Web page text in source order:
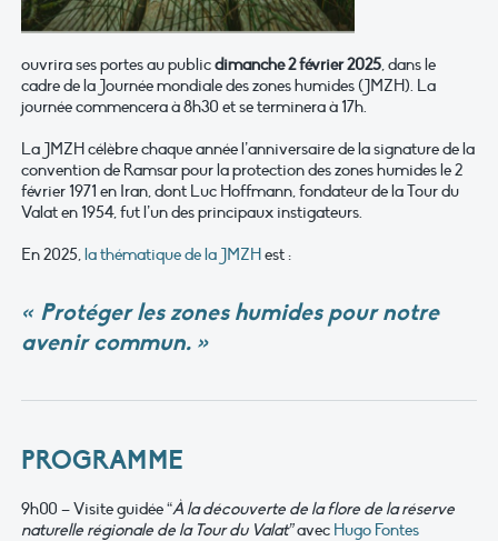
ouvrira ses portes au publicdimanche 2 février 2025, dans le
cadre de la Journée mondiale des zones humides (JMZH). La
journée commencera à 8h30 et se terminera à 17h.
La JMZH célèbre chaque année l’anniversaire de la signature de la
convention de Ramsar pour la protection des zones humides le 2
février 1971 en Iran, dont Luc Hoffmann, fondateur de la Tour du
Valat en 1954, fut l’un des principaux instigateurs.
En 2025,la thématique de la JMZHest :
« Protéger les zones humides pour notre
avenir commun. »
PROGRAMME
9h00 – Visite guidée “À la découverte de la flore de la réserve
naturelle régionale de la Tour du Valat”avec Hugo Fontes